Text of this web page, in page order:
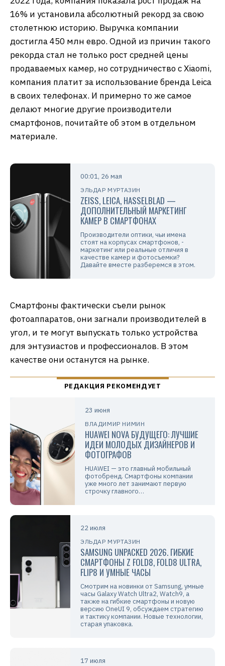
16% и установила абсолютный рекорд за свою
столетнюю историю. Выручка компании
достигла 450 млн евро. Одной из причин такого
рекорда стал не только рост средней цены
продаваемых камер, но сотрудничество с Xiaomi,
компания платит за использование бренда Leica
в своих телефонах. И примерно то же самое
делают многие другие производители
смартфонов, почитайте об этом в отдельном
материале.
00:01, 26 мая
ЭЛЬДАР МУРТАЗИН
ZEISS, LEICA, HASSELBLAD —
ДОПОЛНИТЕЛЬНЫЙ МАРКЕТИНГ
КАМЕР В СМАРТФОНАХ
Производители оптики, чьи имена
стоят на корпусах смартфонов, -
маркетинг или реальные отличия в
качестве камер и фотосъемки?
Давайте вместе разберемся в этом.
Смартфоны фактически съели рынок
фотоаппаратов, они загнали производителей в
угол, и те могут выпускать только устройства
для энтузиастов и профессионалов. В этом
качестве они останутся на рынке.
23 июня
ВЛАДИМИР НИМИН
HUAWEI NOVA БУДУЩЕГО: ЛУЧШИЕ
ИДЕИ МОЛОДЫХ ДИЗАЙНЕРОВ И
ФОТОГРАФОВ
HUAWEI — это главный мобильный
фотобренд. Смартфоны компании
уже много лет занимают первую
строчку главного…
22 июля
ЭЛЬДАР МУРТАЗИН
SAMSUNG UNPACKED 2026. ГИБКИЕ
СМАРТФОНЫ Z FOLD8, FOLD8 ULTRA,
FLIP8 И УМНЫЕ ЧАСЫ
Смотрим на новинки от Samsung, умные
часы Galaxy Watch Ultra2, Watch9, а
также на гибкие смартфоны и новую
версию OneUI 9, обсуждаем стратегию
и тактику компании. Новые технологии,
старая упаковка.
17 июля